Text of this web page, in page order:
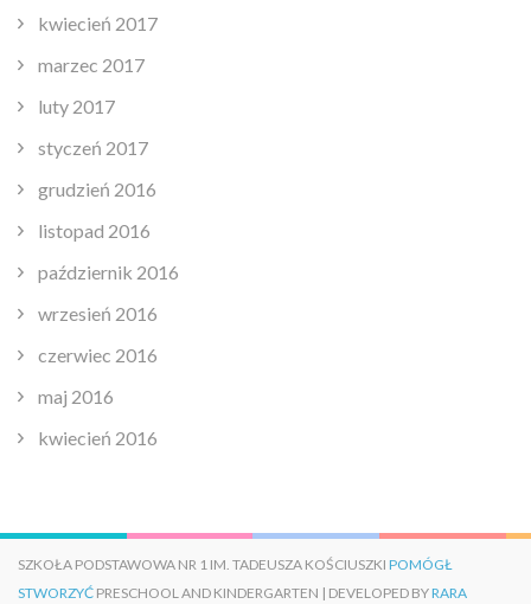
kwiecień 2017
marzec 2017
luty 2017
styczeń 2017
grudzień 2016
listopad 2016
październik 2016
wrzesień 2016
czerwiec 2016
maj 2016
kwiecień 2016
SZKOŁA PODSTAWOWA NR 1 IM. TADEUSZA KOŚCIUSZKI POMÓGŁ
STWORZYĆ PRESCHOOL AND KINDERGARTEN | DEVELOPED BYRARA